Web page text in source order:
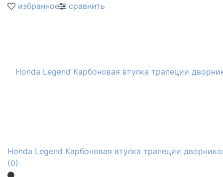
избранное сравнить
Honda Legend Карбоновая втулка трапеции
(0)